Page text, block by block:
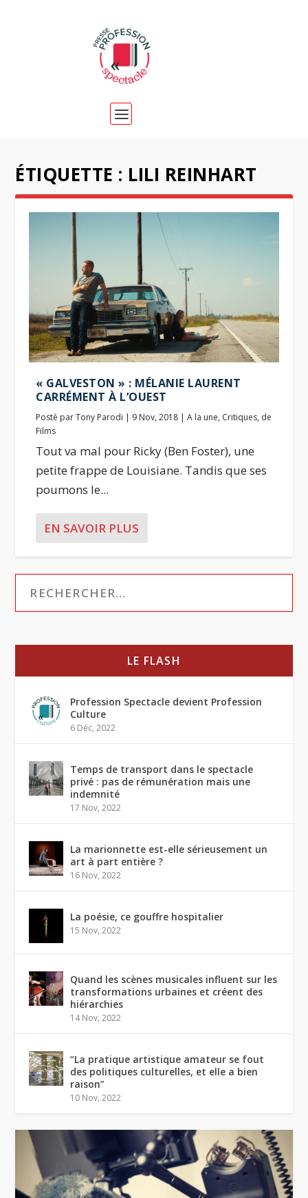
ÉTIQUETTE : LILI REINHART
« GALVESTON » : MÉLANIE LAURENT
CARRÉMENT À L’OUEST
Posté parTony Parodi | 9 Nov, 2018 |A la une, Critiques, de
Films
Tout va mal pour Ricky (Ben Foster), une
petite frappe de Louisiane. Tandis que ses
poumons le...
EN SAVOIR PLUS
LE FLASH
Profession Spectacle devient Profession
Culture
6 Déc, 2022
Temps de transport dans le spectacle
privé : pas de rémunération mais une
indemnité
17 Nov, 2022
La marionnette est-elle sérieusement un
art à part entière ?
16 Nov, 2022
La poésie, ce gouffre hospitalier
15 Nov, 2022
Quand les scènes musicales influent sur les
transformations urbaines et créent des
hiérarchies
14 Nov, 2022
“La pratique artistique amateur se fout
des politiques culturelles, et elle a bien
raison”
10 Nov, 2022